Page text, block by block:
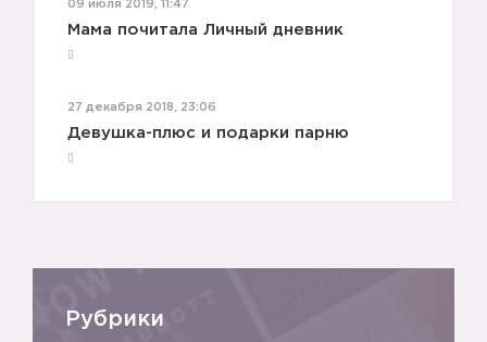
09 июля 2019, 11:47
Мама почитала Личный дневник
27 декабря 2018, 23:06
Девушка-плюс и подарки парню
Рубрики